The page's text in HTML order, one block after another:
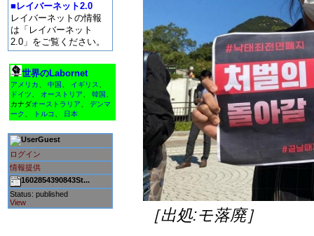
■レイバーネット2.0
レイバーネットの情報
は「レイバーネット
2.0」をご覧ください。
世界のLabornet
アメリカ 中国 イギリス
ドイツ
オーストリア 韓国
カナダオーストラリア
デンマ
ーク
トルコ 日本
Guest
ログイン
情報提供
1602854390843St...
Status: published
View
［出処:モ落廃］